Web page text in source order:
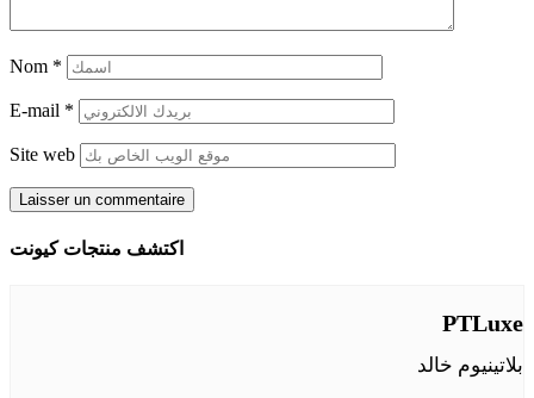
Nom *
E-mail *
Site web
اكتشف منتجات كيونت
PTLuxe
بلاتينيوم خالد